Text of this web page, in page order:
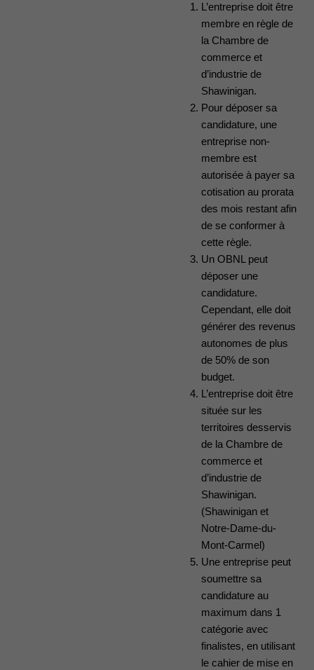
L’entreprise doit être
membre en règle de
la Chambre de
commerce et
d’industrie de
Shawinigan.
Pour déposer sa
candidature, une
entreprise non-
membre est
autorisée à payer sa
cotisation au prorata
des mois restant afin
de se conformer à
cette règle.
Un OBNL peut
déposer une
candidature.
Cependant, elle doit
générer des revenus
autonomes de plus
de 50% de son
budget.
L’entreprise doit être
située sur les
territoires desservis
de la Chambre de
commerce et
d’industrie de
Shawinigan.
(Shawinigan et
Notre-Dame-du-
Mont-Carmel)
Une entreprise peut
soumettre sa
candidature au
maximum dans 1
catégorie avec
finalistes, en utilisant
le cahier de mise en